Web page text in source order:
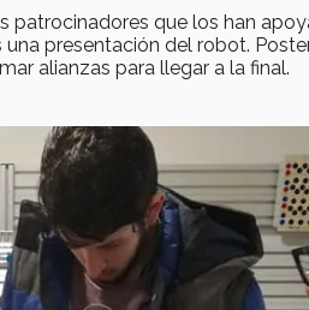
patrocinadores que los han
presentación del robot.
alianzas para llegar a la final.